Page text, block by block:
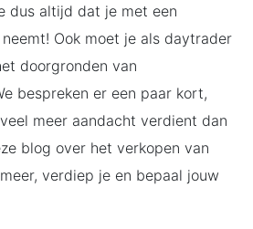
dus altijd dat je met een
Ook moet je als daytrader
doorgronden van
bespreken er een paar kort,
meer aandacht verdient dan
blog over het verkopen van
verdiep je en bepaal jouw